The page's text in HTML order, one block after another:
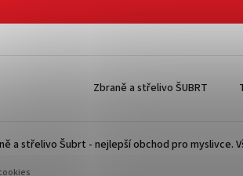
Zbraně a střelivo ŠUBRT
a střelivo Šubrt - nejlepší obchod pro myslivce.